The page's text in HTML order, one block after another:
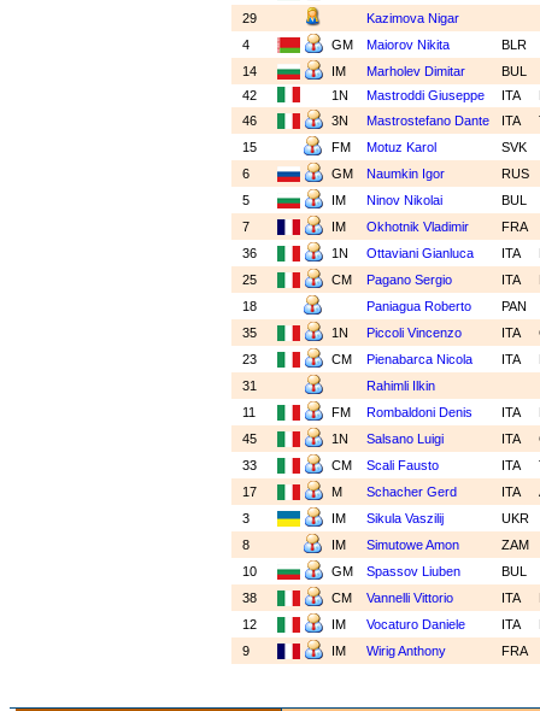
29
Kazimova Nigar
4
GM Maiorov Nikita
BLR
14
IM Marholev Dimitar
BUL
42
1N Mastroddi Giuseppe ITA
46
3N Mastrostefano Dante ITA
15
FM Motuz Karol
SVK
6
GM Naumkin Igor
RUS
5
IM Ninov Nikolai
BUL
7
IM Okhotnik Vladimir
FRA
36
1N Ottaviani Gianluca ITA
25
CM Pagano Sergio ITA
18
Paniagua Roberto
PAN
35
1N Piccoli Vincenzo ITA
23
CM Pienabarca Nicola ITA
31
Rahimli Ilkin
11
FM Rombaldoni Denis ITA
45
1N Salsano Luigi ITA
33
CM Scali Fausto ITA
17
M Schacher Gerd ITA
3
IM Sikula Vaszilij
UKR
8
IM Simutowe Amon
ZAM
10
GM Spassov Liuben
BUL
38
CM Vannelli Vittorio ITA
12
IM Vocaturo Daniele ITA
9
IM Wirig Anthony FRA